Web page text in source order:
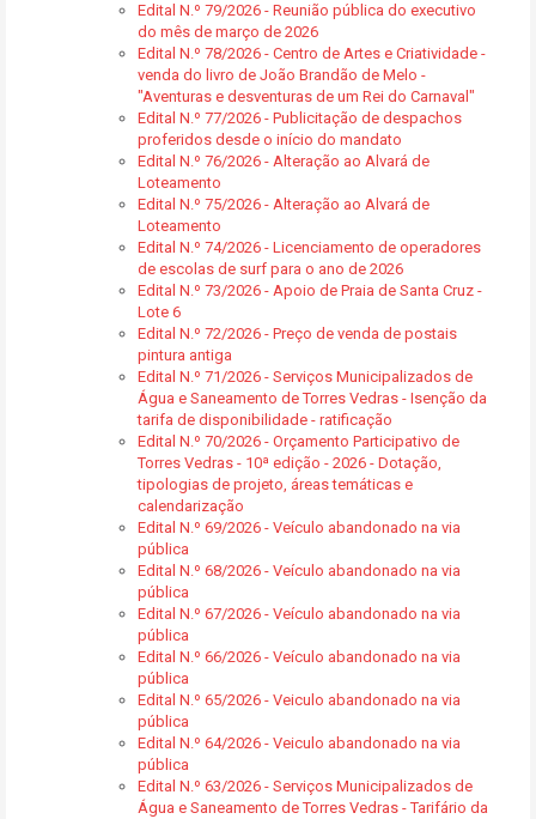
Edital N.º 79/2026 - Reunião pública do executivo
do mês de março de 2026
Edital N.º 78/2026 - Centro de Artes e Criatividade -
venda do livro de João Brandão de Melo -
"Aventuras e desventuras de um Rei do Carnaval"
Edital N.º 77/2026 - Publicitação de despachos
proferidos desde o início do mandato
Edital N.º 76/2026 - Alteração ao Alvará de
Loteamento
Edital N.º 75/2026 - Alteração ao Alvará de
Loteamento
Edital N.º 74/2026 - Licenciamento de operadores
de escolas de surf para o ano de 2026
Edital N.º 73/2026 - Apoio de Praia de Santa Cruz -
Lote 6
Edital N.º 72/2026 - Preço de venda de postais
pintura antiga
Edital N.º 71/2026 - Serviços Municipalizados de
Água e Saneamento de Torres Vedras - Isenção da
tarifa de disponibilidade - ratificação
Edital N.º 70/2026 - Orçamento Participativo de
Torres Vedras - 10ª edição - 2026 - Dotação,
tipologias de projeto, áreas temáticas e
calendarização
Edital N.º 69/2026 - Veículo abandonado na via
pública
Edital N.º 68/2026 - Veículo abandonado na via
pública
Edital N.º 67/2026 - Veículo abandonado na via
pública
Edital N.º 66/2026 - Veículo abandonado na via
pública
Edital N.º 65/2026 - Veiculo abandonado na via
pública
Edital N.º 64/2026 - Veiculo abandonado na via
pública
Edital N.º 63/2026 - Serviços Municipalizados de
Água e Saneamento de Torres Vedras - Tarifário da